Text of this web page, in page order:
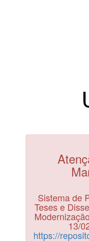
Sistema de
Teses e
13/
https://